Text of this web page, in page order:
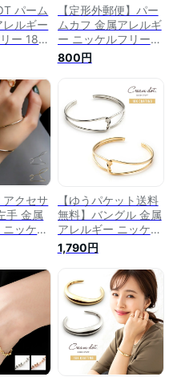
パーム
レルギー
ー 18k
レディ
メタ
ダブル
左手用
バイカ
ード 大
ルバ
ー
【定形外郵便】パー
ムカフ 金属アレルギ
ー ニッケルフリー
18kコーティング レ
ディース おしゃれ
ブルライン 2連風 左
手用 コンビカラー
バイカラー レイヤー
ド 大人 ゴールド シ
ルバー outlet
800円
クセサ
手 金属
ッケル
ーム
レット
の甲 飾
ゴール
上品 デ
ル 大
ス おし
ティ
レゼン
【ゆうパケット送料
無料】バングル 金属
アレルギー ニッケル
フリー 18kコーティ
ング レディース ブ
レスレット クロスラ
イン ひねり オープ
ンバングル ゴールド
シルバー 大人 上品
エレガント きれいめ
シンプル フェミニン
1,790円